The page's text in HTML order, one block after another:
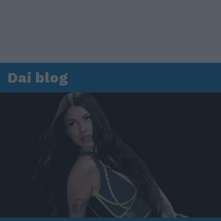
Dai blog